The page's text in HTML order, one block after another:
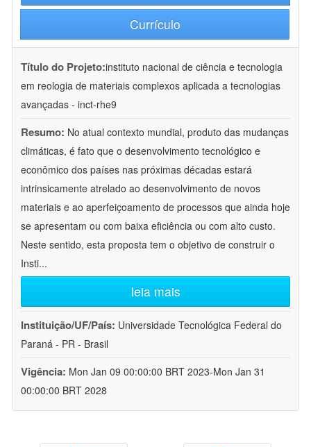
Currículo
Título do Projeto:instituto nacional de ciência e tecnologia
em reologia de materiais complexos aplicada a tecnologias
avançadas - inct-rhe9
Resumo: No atual contexto mundial, produto das mudanças
climáticas, é fato que o desenvolvimento tecnológico e
econômico dos países nas próximas décadas estará
intrinsicamente atrelado ao desenvolvimento de novos
materiais e ao aperfeiçoamento de processos que ainda hoje
se apresentam ou com baixa eficiência ou com alto custo.
Neste sentido, esta proposta tem o objetivo de construir o
Insti...
leia mais
Instituição/UF/País: Universidade Tecnológica Federal do
Paraná - PR - Brasil
Vigência: Mon Jan 09 00:00:00 BRT 2023-Mon Jan 31
00:00:00 BRT 2028